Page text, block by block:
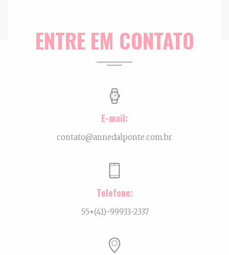
ENTRE EM CONTATO
E-mail:
contato@annedalponte.com.br
Telefone:
55+(41)-99933-2337